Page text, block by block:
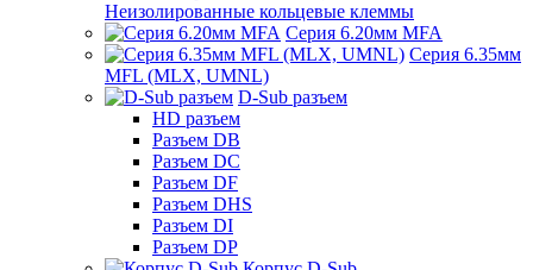
Неизолированные кольцевые клеммы
Серия 6.20мм MFA
Серия 6.35мм
MFL (MLX, UMNL)
D-Sub разъем
HD разъем
Разъем DB
Разъем DC
Разъем DF
Разъем DHS
Разъем DI
Разъем DP